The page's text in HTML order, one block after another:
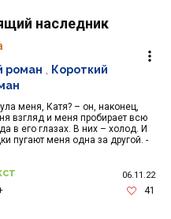
наследник
меня, Катя? – он, наконец,
взгляд и меня пробирает всю
в его глазах. В них – холод. И
пугают меня одна за другой. -
роман
Короткий
06.11.22
41